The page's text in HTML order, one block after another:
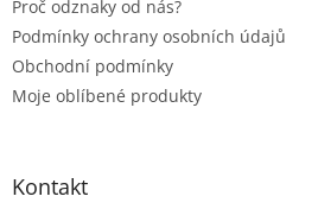
Proč odznaky od nás?
Podmínky ochrany osobních údajů
Obchodní podmínky
Moje oblíbené produkty
Kontakt